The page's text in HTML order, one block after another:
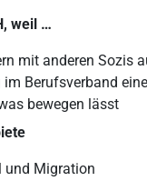
weil …
mit anderen Sozis
im Berufsverband
bewegen lässt
und Migration